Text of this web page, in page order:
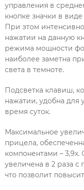
управления в
кнопке значки в
При этом
нажатии на данную
режима мощности
наиболее заметна
света в темноте.
Подсветка клавиш,
нажатии, удобна
время суток.
Максимальное
прицела,
компонентами – 3,9х.
увеличена в 2 раза
что позволит